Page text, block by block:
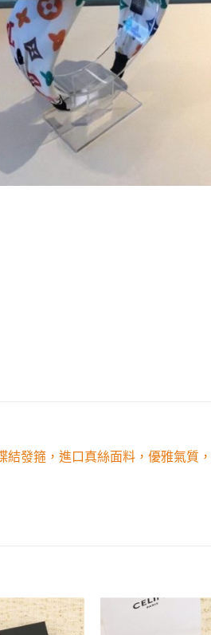
結發箍，進口真絲面料，優雅氣質